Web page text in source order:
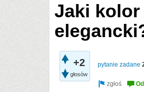
Jaki kolor
+2
głosów
pytanie zadane